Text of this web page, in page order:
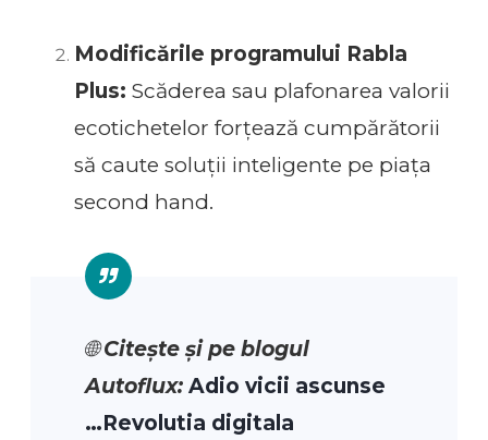
Modificările programului Rabla
Plus: Scăderea sau plafonarea valorii
ecotichetelor forțează cumpărătorii
să caute soluții inteligente pe piața
second hand.
🌐Citește și pe blogul
Autoflux: Adio vicii ascunse
…Revolutia digitala